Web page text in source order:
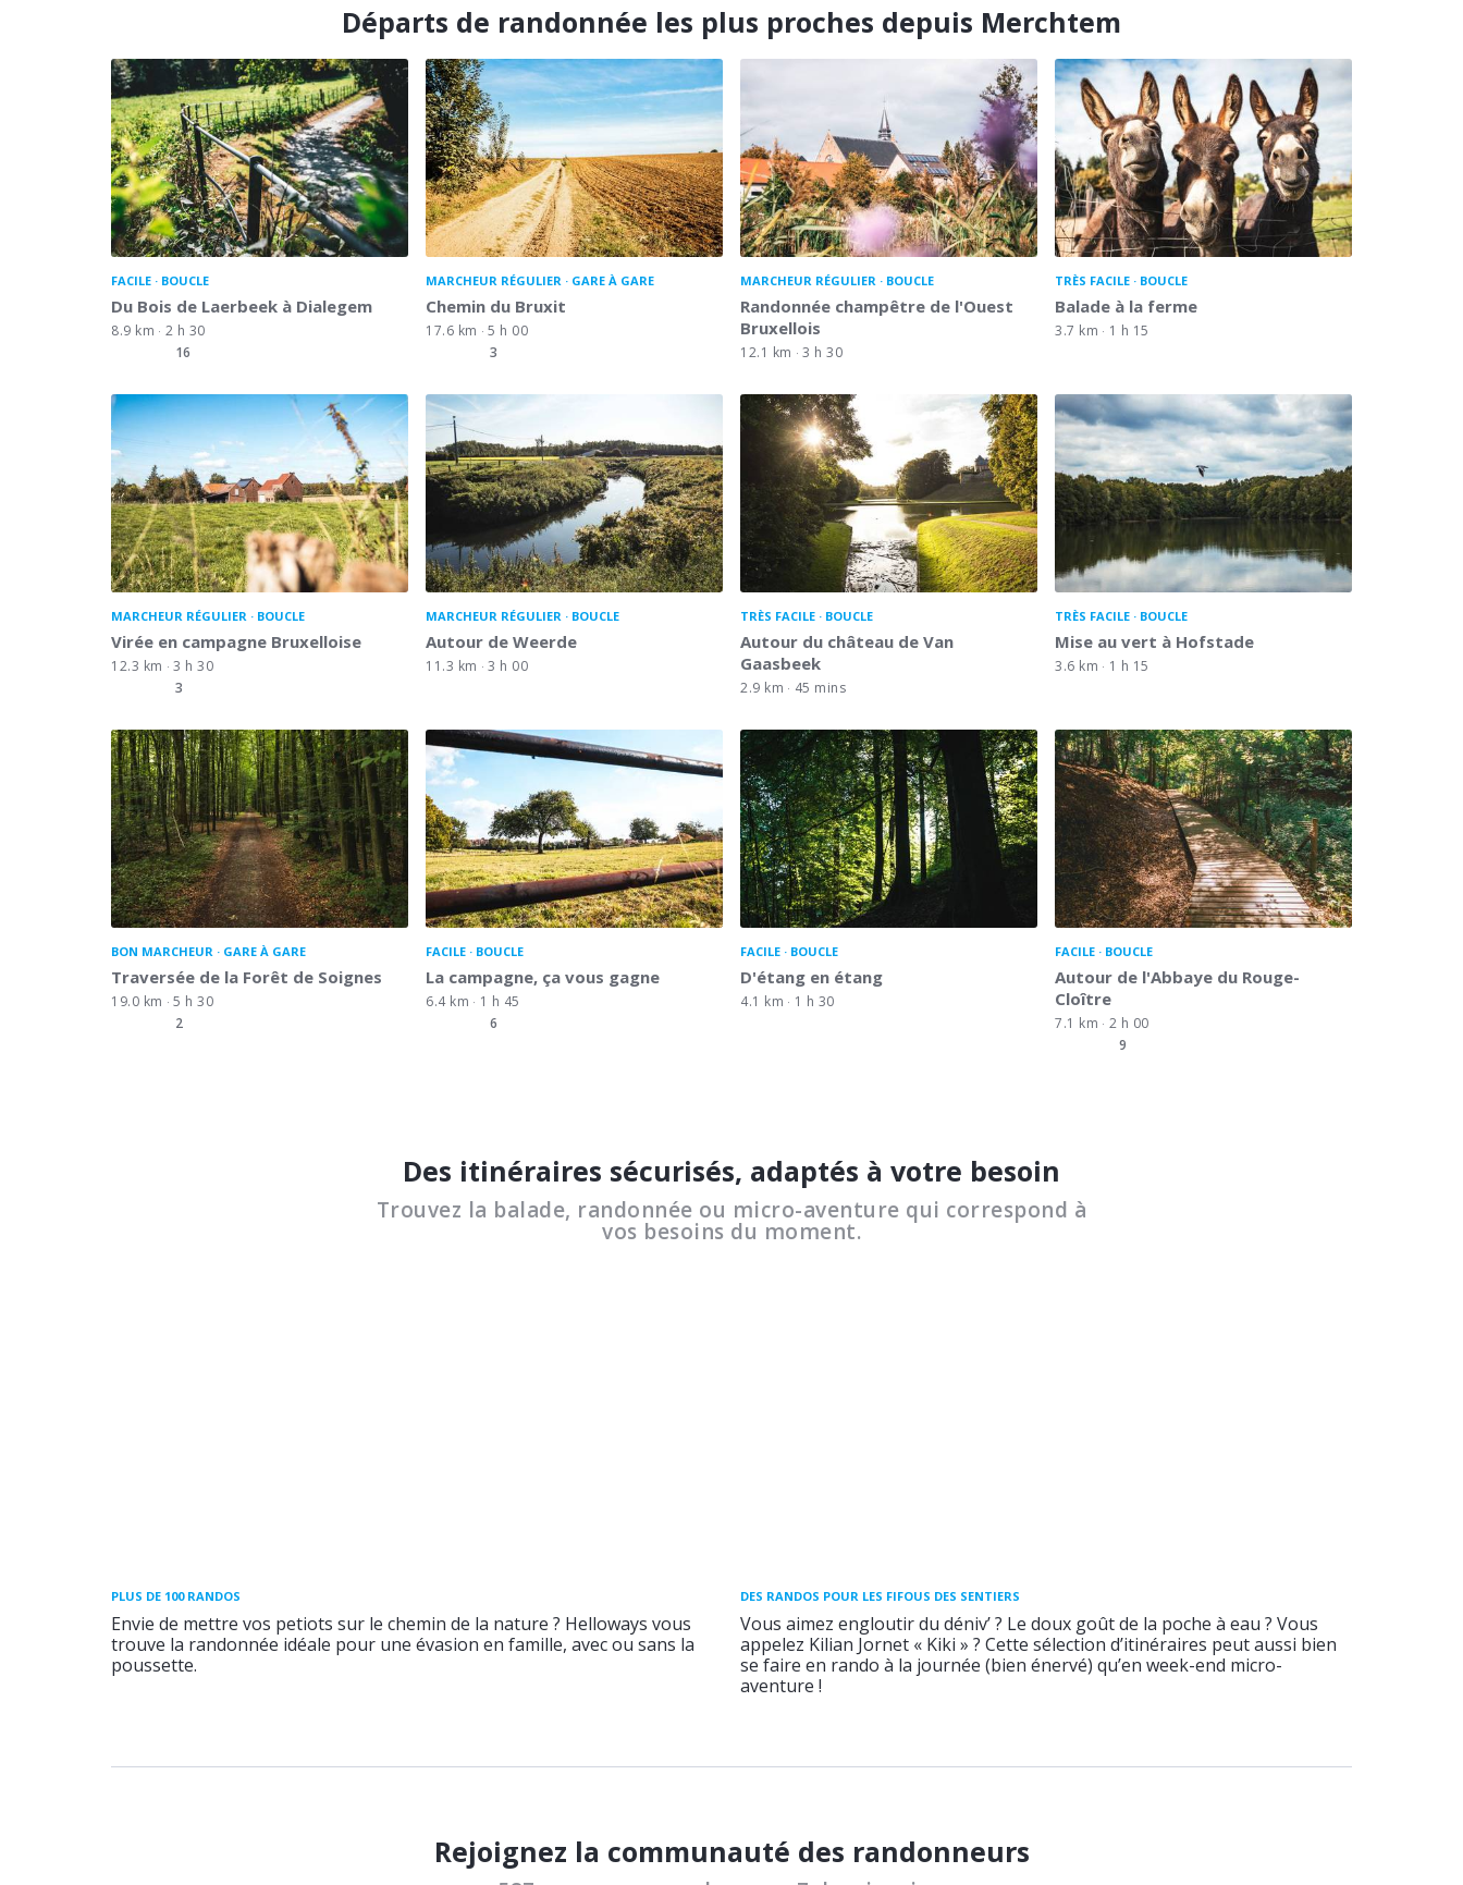
Départs de randonnée les plus proches depuis Merchtem
FACILE BOUCLE
Du Bois de Laerbeek à Dialegem
8.9 km
2 h 30
16
MARCHEUR RÉGULIER GARE À GARE
Chemin du Bruxit
17.6 km
5 h 00
3
MARCHEUR RÉGULIER BOUCLE
Randonnée champêtre de l'Ouest
Bruxellois
12.1 km 3 h 30
TRÈS FACILE BOUCLE
Balade à la ferme
3.7 km 1 h 15
MARCHEUR RÉGULIER BOUCLE
Virée en campagne Bruxelloise
12.3 km
3 h 30
3
MARCHEUR RÉGULIER BOUCLE
Autour de Weerde
11.3 km 3 h 00
TRÈS FACILE BOUCLE
Autour du château de Van
Gaasbeek
2.9 km 45 mins
TRÈS FACILE BOUCLE
Mise au vert à Hofstade
3.6 km 1 h 15
BON MARCHEUR GARE À GARE
Traversée de la Forêt de Soignes
19.0 km
5 h 30
2
FACILE BOUCLE
La campagne, ça vous gagne
6.4 km
1 h 45
6
FACILE BOUCLE
D'étang en étang
4.1 km 1 h 30
FACILE BOUCLE
Autour de l'Abbaye du Rouge-
Cloître
7.1 km
2 h 00
9
Des itinéraires sécurisés, adaptés à votre besoin
Trouvez la balade, randonnée ou micro-aventure qui correspond à
vos besoins du moment.
PLUS DE 100 RANDOS
Envie de mettre vos petiots sur le chemin de la nature ? Helloways vous
trouve la randonnée idéale pour une évasion en famille, avec ou sans la
poussette.
DES RANDOS POUR LES FIFOUS DES SENTIERS
Vous aimez engloutir du déniv’ ? Le doux goût de la poche à eau ? Vous
appelez Kilian Jornet « Kiki » ? Cette sélection d’itinéraires peut aussi bien
se faire en rando à la journée (bien énervé) qu’en week-end micro-
aventure !
Rejoignez la communauté des randonneurs